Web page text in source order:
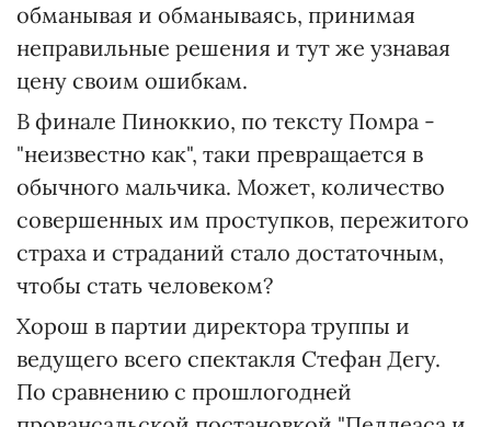
обманывая и обманываясь, принимая
неправильные решения и тут же узнавая
цену своим ошибкам.
В финале Пиноккио, по тексту Помра -
"неизвестно как", таки превращается в
обычного мальчика. Может, количество
совершенных им проступков, пережитого
страха и страданий стало достаточным,
чтобы стать человеком?
Хорош в партии директора труппы и
ведущего всего спектакля Стефан Дегу.
По сравнению с прошлогодней